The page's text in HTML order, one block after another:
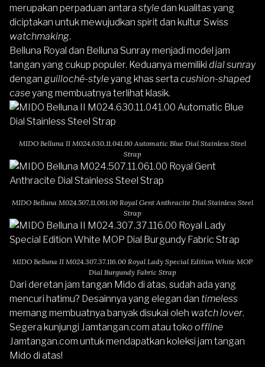
merupakan perpaduan antara styledan kualitas yang
diciptakan untuk mewujudkan spirit dan kultur Swiss
watchmaking.
Belluna Royal dan Belluna Sunray menjadi model jam
tangan yang cukup populer. Keduanya memiliki dial sunray
dengan guilloché-styleyang khas serta cushion-shaped
caseyang membuatnya terlihat klasik.
MIDO Belluna II M024.630.11.041.00 Automatic Blue Dial Stainless Steel
Strap
MIDO Belluna M024.507.11.061.00 Royal Gent Anthracite Dial Stainless Steel
Strap
MIDO Belluna II M024.307.37.116.00 Royal Lady Special Edition White MOP
Dial Burgundy Fabric Strap
Dari deretan jam tangan Mido di atas, sudah ada yang
mencuri hatimu? Desainnya yang elegan dan timeless
memang membuatnya banyak disukai oleh watch lover.
Segera kunjungi Jamtangan.com atau toko offline
Jamtangan.com untuk mendapatkan koleksi jam tangan
Mido di atas!